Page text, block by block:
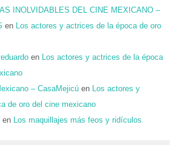
INOLVIDABLES DEL CINE MEXICANO –
en
Los actores y actrices de la época de oro
en
Los actores y actrices de la época
– CasaMejicú en
Los actores y
de oro del cine mexicano
en Los maquillajes más feos y ridículos